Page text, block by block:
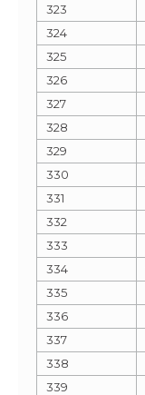
323
324
325
326
327
328
329
330
331
332
333
334
335
336
337
338
339